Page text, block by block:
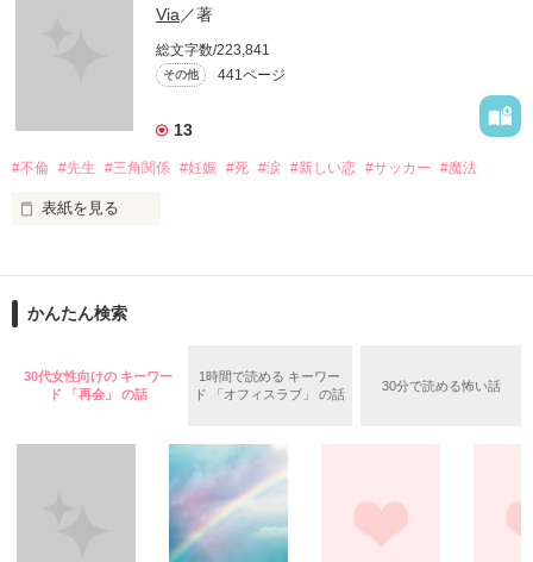
第一弾から第十弾
作品を読むのに役立てばと思います
Via ／著
総文字数/223,841
その他 441ページ
13
#不倫 #先生 #三角関係 #妊娠 #死 #涙 #新しい恋 #サッカー #魔法
表紙を見る
泣かせてばかりで…ゴメン…」
ユウは悲しく微笑む・・・・
悩み傷つき　精一杯愛した人
かんたん検索
30代女性向けの キーワー
ド 「再会」 の話
1時間で読める キーワー
ド 「オフィスラブ」 の話
30分で読める怖い話